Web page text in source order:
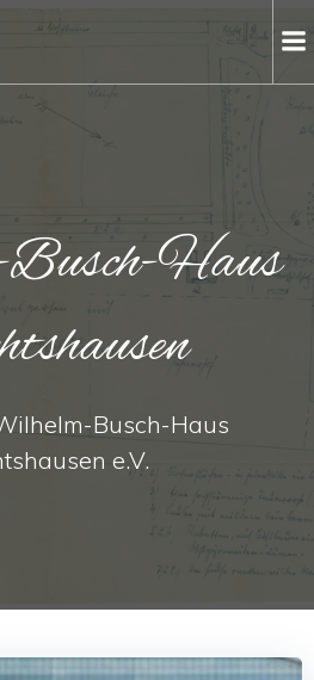
Zum
Haus
Busch-Haus
e.V.